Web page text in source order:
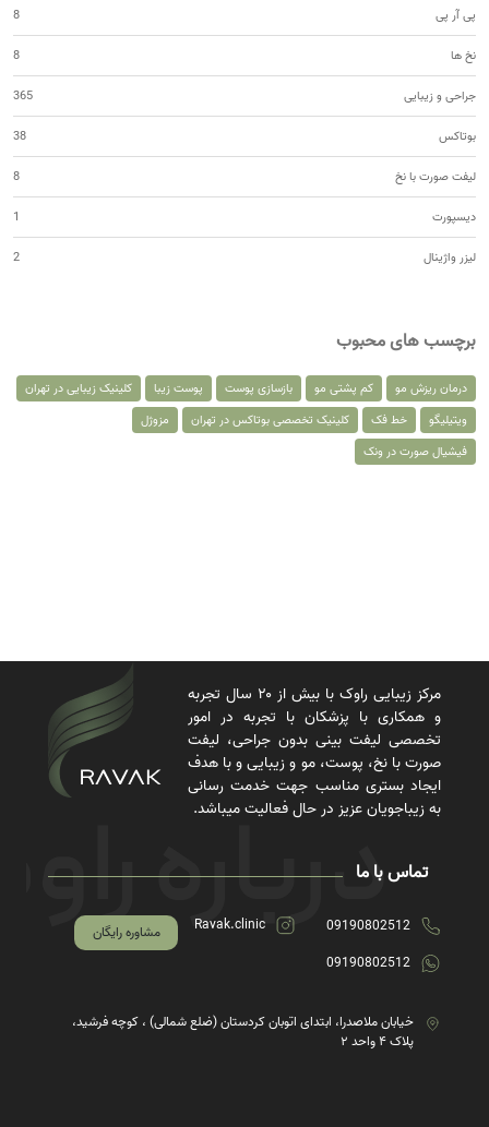
پی آر پی 8
نخ ها 8
جراحی و زیبایی 365
بوتاکس 38
لیفت صورت با نخ 8
دیسپورت 1
لیزر واژینال 2
برچسب های محبوب
درمان ریزش مو کم پشتی مو بازسازی پوست پوست زیبا
کلینیک زیبایی در تهران
ویتیلیگو
خط فک کلینیک تخصصی بوتاکس در تهران
مزوژل
فیشیال صورت در ونک
مرکز زیبایی راوک با بیش از ۲۰ سال تجربه
و همکاری با پزشکان با تجربه در امور
تخصصی لیفت بینی بدون جراحی، لیفت
صورت با نخ، پوست، مو و زیبایی و با هدف
ایجاد بستری مناسب جهت خدمت رسانی
به زیباجویان عزیز در حال فعالیت میباشد.
تماس با ما
09190802512
09190802512
Ravak.clinic مشاوره رایگان
خیابان ملاصدرا، ابتدای اتوبان کردستان (ضلع شمالی) ، کوچه فرشید،
پلاک ۴ واحد ۲